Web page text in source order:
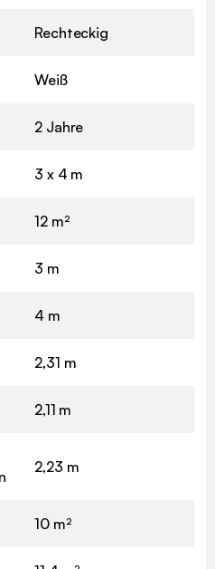
Rechteckig
Weiß
2 Jahre
3 x 4 m
12 m²
3 m
4 m
2,31 m
2,11 m
2,23 m
10 m²